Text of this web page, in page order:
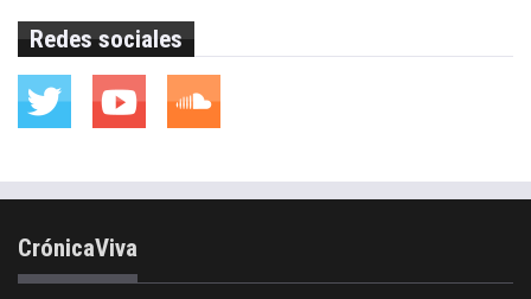
Redes sociales
CrónicaViva